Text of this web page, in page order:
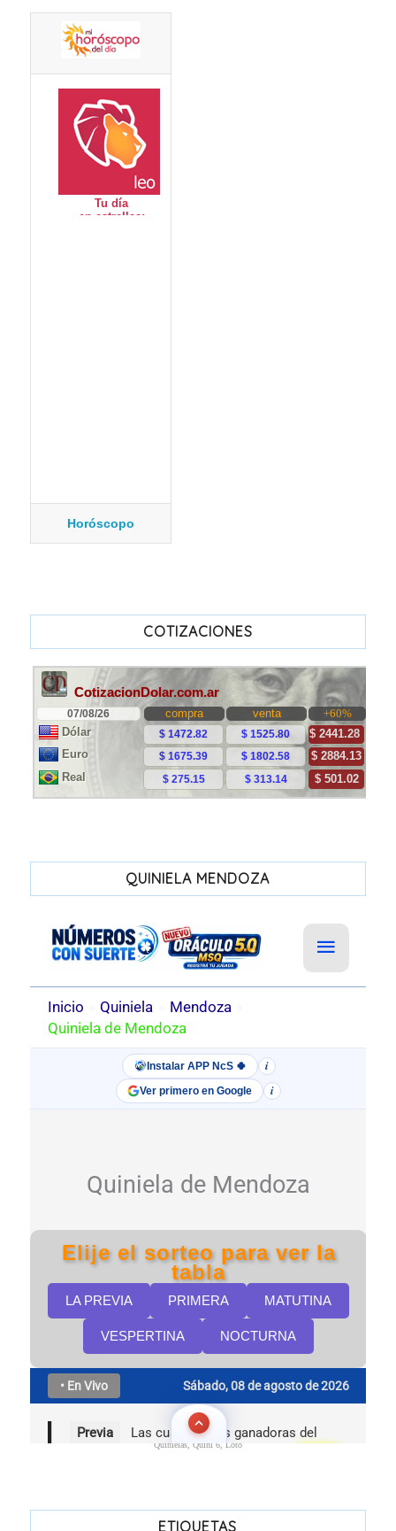
Horóscopo
COTIZACIONES
QUINIELA MENDOZA
Quinielas, Quini 6, Loto
ETIQUETAS